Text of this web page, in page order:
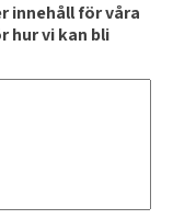
innehåll för våra
hur vi kan bli